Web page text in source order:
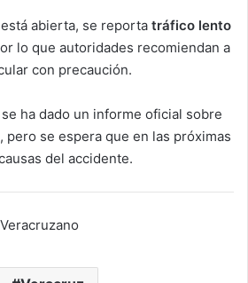
abierta, se reporta tráfico lento
lo que autoridades recomiendan a
con precaución.
ha dado un informe oficial sobre
pero se espera que en las próximas
del accidente.